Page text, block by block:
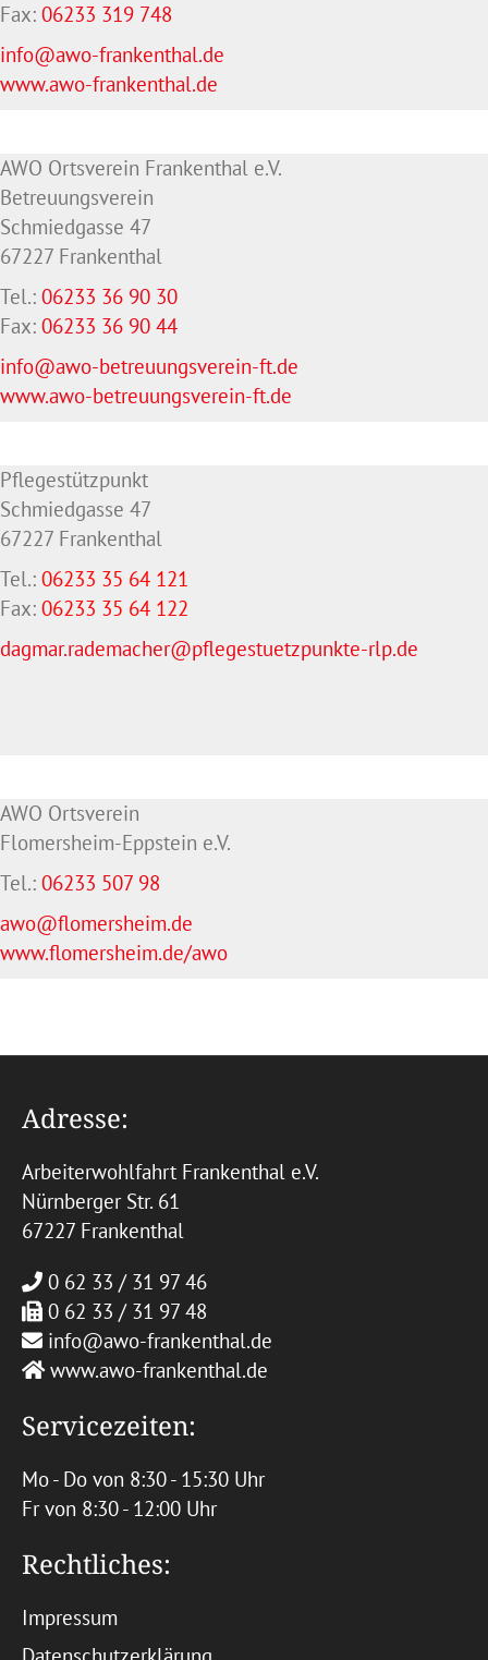
Fax: 06233 319 748
info@awo-frankenthal.de
www.awo-frankenthal.de
AWO Ortsverein Frankenthal e.V.
Betreuungsverein
Schmiedgasse 47
67227 Frankenthal
Tel.: 06233 36 90 30
Fax: 06233 36 90 44
info@awo-betreuungsverein-ft.de
www.awo-betreuungsverein-ft.de
Pflegestützpunkt
Schmiedgasse 47
67227 Frankenthal
Tel.: 06233 35 64 121
Fax: 06233 35 64 122
dagmar.rademacher@pflegestuetzpunkte-rlp.de
AWO Ortsverein
Flomersheim-Eppstein e.V.
Tel.: 06233 507 98
awo@flomersheim.de
www.flomersheim.de/awo
Adresse:
Arbeiterwohlfahrt Frankenthal e.V.
Nürnberger Str. 61
67227 Frankenthal
0 62 33 / 31 97 46
0 62 33 / 31 97 48
info@awo-frankenthal.de
www.awo-frankenthal.de
Servicezeiten:
Mo - Do von 8:30 - 15:30 Uhr
Fr von 8:30 - 12:00 Uhr
Rechtliches:
Impressum